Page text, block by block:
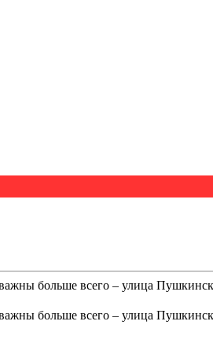
больше всего – улица
больше всего – улица